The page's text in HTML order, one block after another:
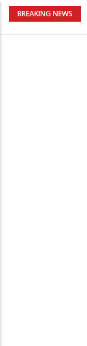
BREAKING NEWS